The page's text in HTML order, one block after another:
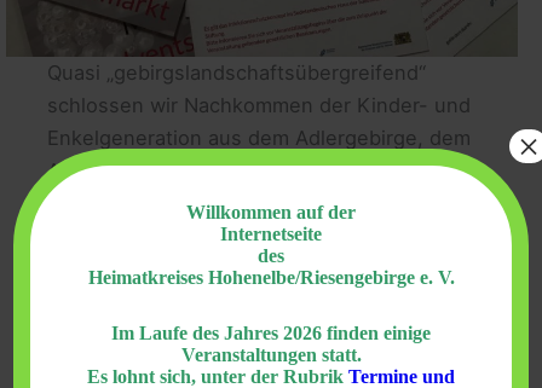
Quasi „gebirgslandschaftsübergreifend“
schlossen wir Nachkommen der Kinder- und
Enkelgeneration aus dem Adlergebirge, dem
Altvatergebirge, dem Isergebirge sowie dem
Riesengebirge uns zusammen, damit auch
diese Landschaften wieder vertreten sind.
„Wir“ sind:
Felix Fischer – Enkel mit Vorfahren im
Willkommen auf der
Internetseite
des
Heimatkreises Hohenelbe/Riesengebirge e. V.
Im Laufe des Jahres 2026 finden einige
Veranstaltungen statt.
Es lohnt sich, unter der Rubrik Termine und
×